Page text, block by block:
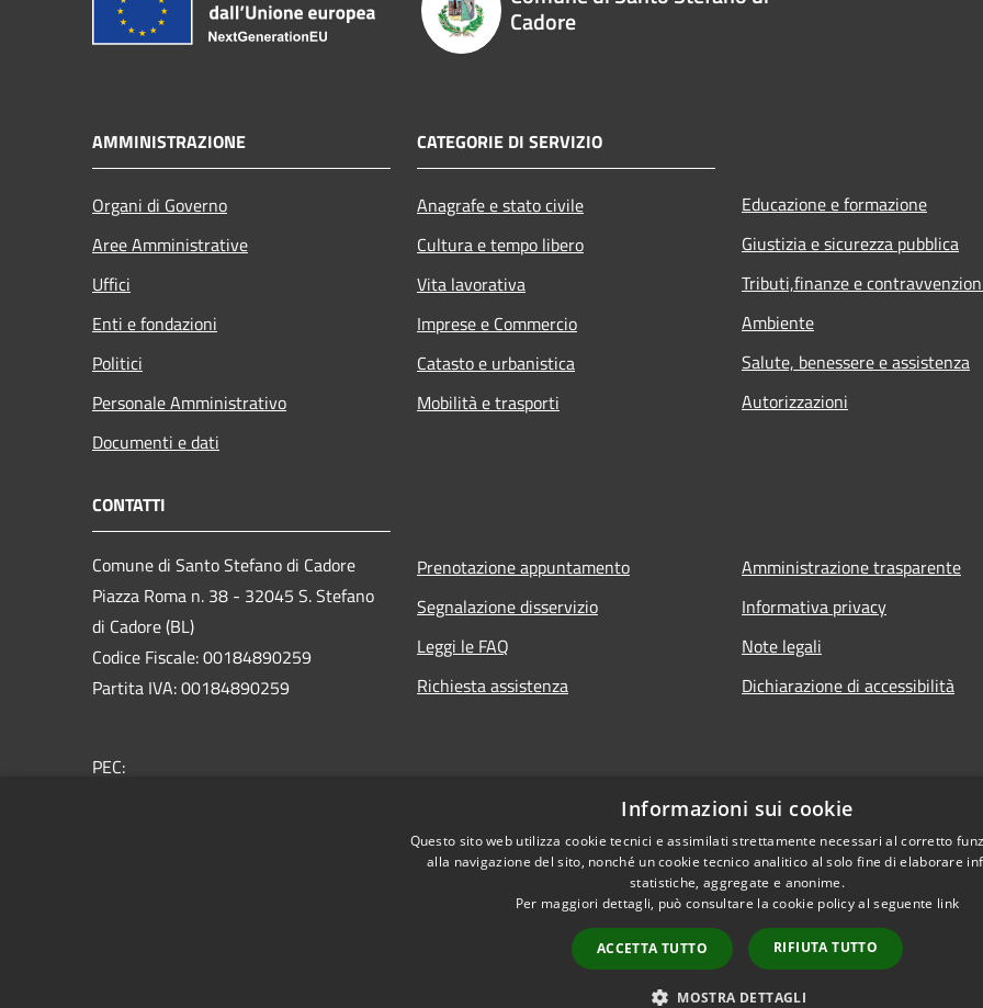
Cadore
AMMINISTRAZIONE
Organi di Governo
Aree Amministrative
Uffici
Enti e fondazioni
Politici
Personale Amministrativo
Documenti e dati
CATEGORIE DI SERVIZIO
Anagrafe e stato civile
Cultura e tempo libero
Vita lavorativa
Imprese e Commercio
Catasto e urbanistica
Mobilità e trasporti
Educazione e formazione
Giustizia e sicurezza pubblica
Tributi,finanze e
Ambiente
Salute, benessere e assistenza
Autorizzazioni
CONTATTI
Comune di Santo Stefano di Cadore
Piazza Roma n. 38 - 32045 S. Stefano
di Cadore (BL)
Codice Fiscale: 00184890259
Partita IVA: 00184890259
PEC:
Prenotazione appuntamento
Segnalazione disservizio
Leggi le FAQ
Richiesta assistenza
Amministrazione trasparente
Informativa privacy
Note legali
Dichiarazione di accessibilità
Copyright © 2026 •
Informazioni sui cookie
Questo sito web utilizza cookie tecnici e assimilati strettamente necessari al corretto
alla navigazione del sito, nonché un cookie tecnico analitico al solo fine di elaborare
statistiche, aggregate e anonime.
Per maggiori dettagli, può consultare la cookie policy al seguente link
ACCETTA TUTTO RIFIUTA TUTTO
MOSTRA DETTAGLI